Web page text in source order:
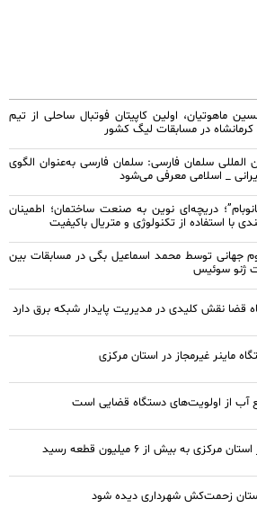
ماهوتیان، اولین کاپیتان فوتبال ساحلی از تیم
کرمانشاه در مسابقات لیگ کشور
المللی سلمان فارسی: سلمان فارسی به‌عنوان الگوی
_ اسلامی معرفی می‌شود
دریچه‌ای نوین به صنعت ساختمان؛ اطمینان
با استفاده از تکنولوژی و متریال باکیفیت
جهانی توسط محمد اسماعیل بگی در مسابقات بین
ژنو سوئیس
قضا نقش کلیدی در مدیریت پایدار شبکه برق دارد
آب از اولویت‌های دستگاه قضایی است
به بیش از ۶ میلیون قطعه رسید
زحمت‌کش شهرداری دیده شود